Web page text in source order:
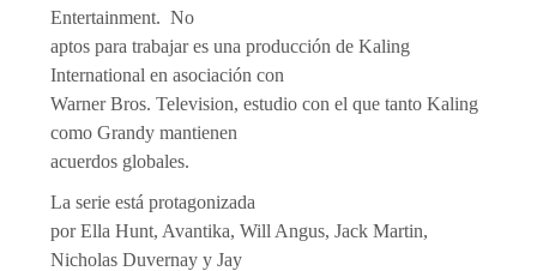
Entertainment. No
aptos para trabajar es una producción de Kaling
International en asociación con
Warner Bros. Television, estudio con el que tanto Kaling
como Grandy mantienen
acuerdos globales.
La serie está protagonizada
por Ella Hunt, Avantika, Will Angus, Jack Martin,
Nicholas Duvernay y Jay